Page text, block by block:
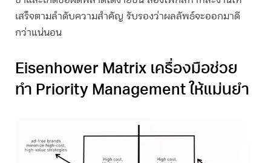
เสร็จตามลำดับความสำคัญ รับรองว่าผลลัพธ์จะออกมาดี
กว่าแน่นอน
Eisenhower Matrix เครื่องมือช่วย
ทำ Priority Managementให้แม่นยำ